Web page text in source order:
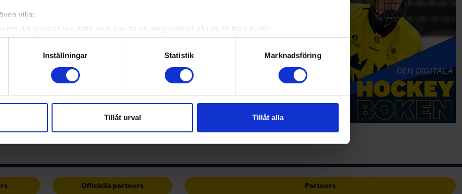
vilja:
om din geografiska plats som kan ha en noggrannhet på upp till flera meter
genom att aktivt skanna den för specifika kännetecken (fingeravtryck)
personliga uppgifter behandlas och ställ in dina preferenser i
detaljsektionen. Du kan ändra
när som helst från cookie-förklaringen.
vår trafik. Vi vidarebefordrar även sådana identifierare och annan information från din enhet
och analysföretag som vi samarbetar med. Dessa kan i sin tur kombinera informationen
Inställningar Statistik Marknadsföring
Tillåt urval Tillåt alla
Officiella partners Partners